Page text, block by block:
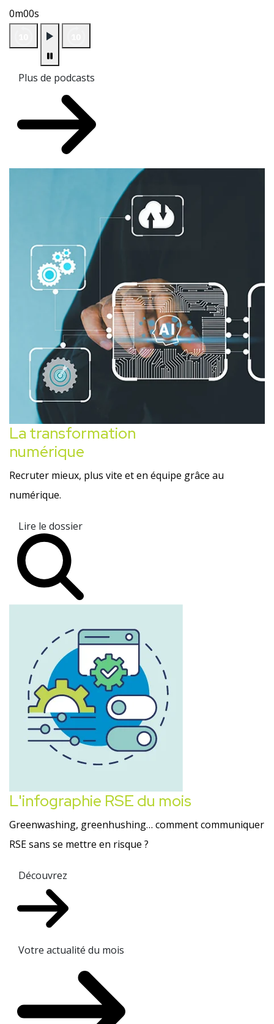
0m00s
Plus de podcasts
La transformation
numérique
Recruter mieux, plus vite et en équipe grâce au
numérique.
Lire le dossier
L'infographie RSE du mois
Greenwashing, greenhushing… comment communiquer
RSE sans se mettre en risque ?
Découvrez
Votre actualité du mois